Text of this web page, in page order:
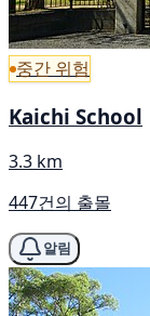
중간 위험
Kaichi School
3.3 km
447건의 출몰
알림